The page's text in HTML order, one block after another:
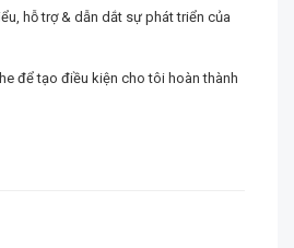
hỗ trợ & dẫn dắt sự phát triển của
để tạo điều kiện cho tôi hoàn thành